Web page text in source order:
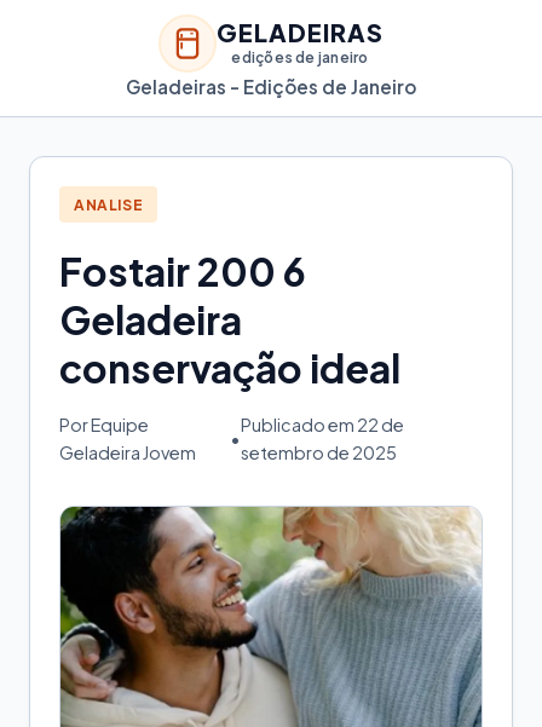
GELADEIRAS
edições de janeiro
Geladeiras - Edições de Janeiro
ANALISE
Fostair 200 6
Geladeira
conservação ideal
Por Equipe
Geladeira Jovem
•
Publicado em 22 de
setembro de 2025